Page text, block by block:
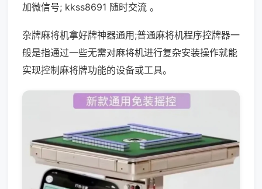
加微信号; kkss8691 随时交流 。
杂牌麻将机拿好牌神器通用;普通麻将机程序控牌器一
般是指通过一些无需对麻将机进行复杂安装操作就能
实现控制麻将牌功能的设备或工具。